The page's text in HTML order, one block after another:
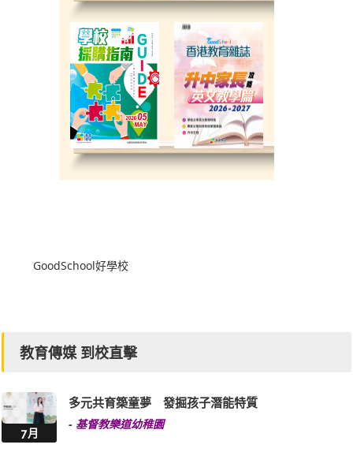
GoodSchool好學校
教育傳媒 到校直擊
7月
多元共育築童夢 發掘孩子潛能特質
- 基督教樂道幼稚園